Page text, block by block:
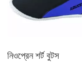
নিওপ্রেন শর্ট বুটস